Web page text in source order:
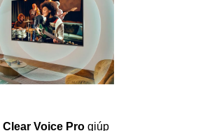
Clear Voice Pro giúp